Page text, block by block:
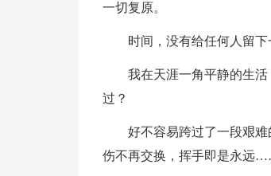
一切复原。
时间，没有给任何人留
我在天涯一角平静的生
过？
好不容易跨过了一段艰
伤不再交换，挥手即是永远